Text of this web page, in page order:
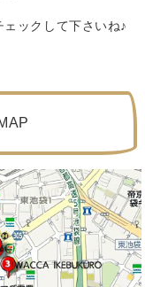
ックして下さいね♪